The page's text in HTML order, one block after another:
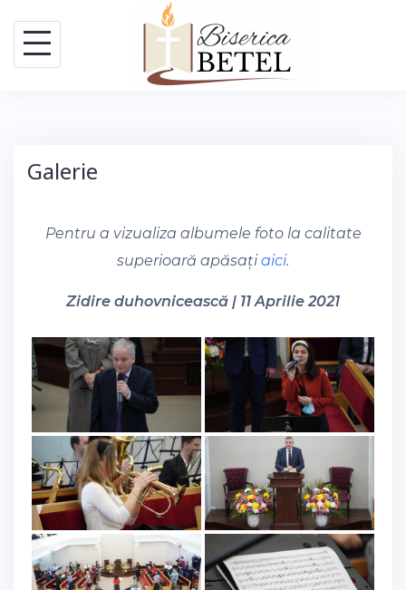
content
Galerie
Pentru a vizualiza albumele foto la calitate
superioară apăsațiaici.
Zidire duhovnicească | 11 Aprilie 2021